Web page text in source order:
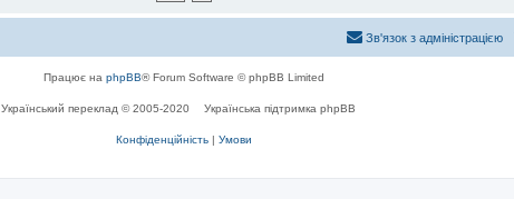
Зв'язок з адміністрацією
Працює на phpBB® Forum Software © phpBB Limited
Український переклад © 2005-2020 Українська підтримка phpBB
Конфіденційність | Умови